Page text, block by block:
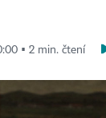
▪ 2 min. čtení